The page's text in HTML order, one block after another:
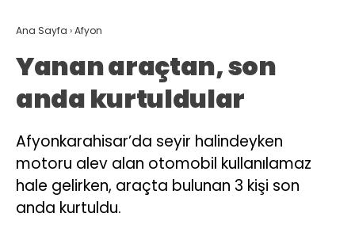
Ana Sayfa ›Afyon
Yanan araçtan, son
anda kurtuldular
Afyonkarahisar’da seyir halindeyken
motoru alev alan otomobil kullanılamaz
hale gelirken, araçta bulunan 3 kişi son
anda kurtuldu.